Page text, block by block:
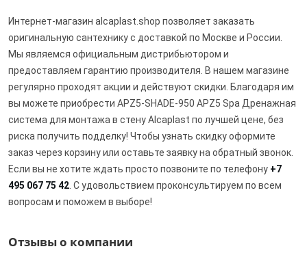
Интернет-магазин alcaplast.shop позволяет заказать
оригинальную сантехнику с доставкой по Москве и России.
Мы являемся официальным дистрибьютором и
предоставляем гарантию производителя. В нашем магазине
регулярно проходят акции и действуют скидки. Благодаря им
вы можете приобрести APZ5-SHADE-950 APZ5 Spa Дренажная
система для монтажа в стену Alcaplast по лучшей цене, без
риска получить подделку! Чтобы узнать скидку оформите
заказ через корзину или оставьте заявку на обратный звонок.
Если вы не хотите ждать просто позвоните по телефону +7
495 067 75 42 . С удовольствием проконсультируем по всем
вопросам и поможем в выборе!
Отзывы о компании